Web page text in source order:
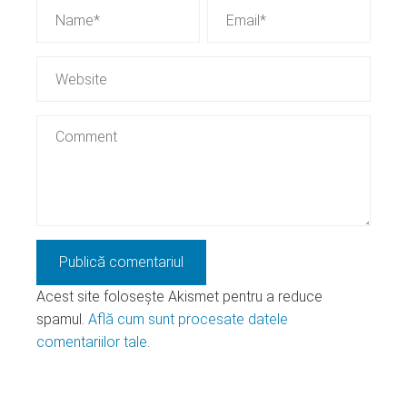
Acest site folosește Akismet pentru a reduce
spamul. Află cum sunt procesate datele
comentariilor tale.